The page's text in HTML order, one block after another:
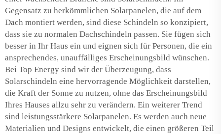
Gegensatz zu herkömmlichen Solarpanelen, die auf dem
Dach montiert werden, sind diese Schindeln so konzipiert,
dass sie zu normalen Dachschindeln passen. Sie fügen sich
besser in Ihr Haus ein und eignen sich für Personen, die ein
ansprechendes, unauffälliges Erscheinungsbild wünschen.
Bei Top Energy sind wir der Überzeugung, dass
Solarschindeln eine hervorragende Möglichkeit darstellen,
die Kraft der Sonne zu nutzen, ohne das Erscheinungsbild
Ihres Hauses allzu sehr zu verändern. Ein weiterer Trend
sind leistungsstärkere Solarpanelen. Es werden auch neue
Materialien und Designs entwickelt, die einen größeren Teil